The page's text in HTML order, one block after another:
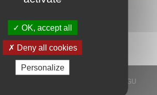
OK, accept all
Deny all cookies
Personalize
Démarrer
droits réservés
CGU